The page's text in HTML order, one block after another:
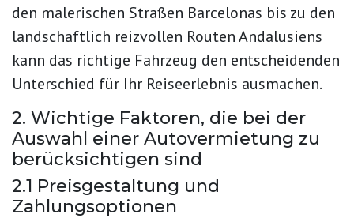
den malerischen Straßen Barcelonas bis zu den
landschaftlich reizvollen Routen Andalusiens
kann das richtige Fahrzeug den entscheidenden
Unterschied für Ihr Reiseerlebnis ausmachen.
2. Wichtige Faktoren, die bei der
Auswahl einer Autovermietung zu
berücksichtigen sind
2.1 Preisgestaltung und
Zahlungsoptionen